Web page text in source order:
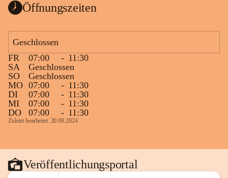
Öffnungszeiten
Geschlossen
FR
07:00 - 11:30
SA
Geschlossen
SO
Geschlossen
MO 07:00 - 11:30
DI
07:00 - 11:30
MI
07:00 - 11:30
DO
07:00 - 11:30
Zuletzt bearbeitet: 20.09.2024
Veröffentlichungsportal